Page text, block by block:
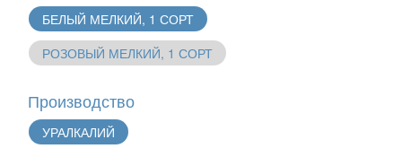
БЕЛЫЙ МЕЛКИЙ, 1 СОРТ
РОЗОВЫЙ МЕЛКИЙ, 1 СОРТ
Производство
УРАЛКАЛИЙ